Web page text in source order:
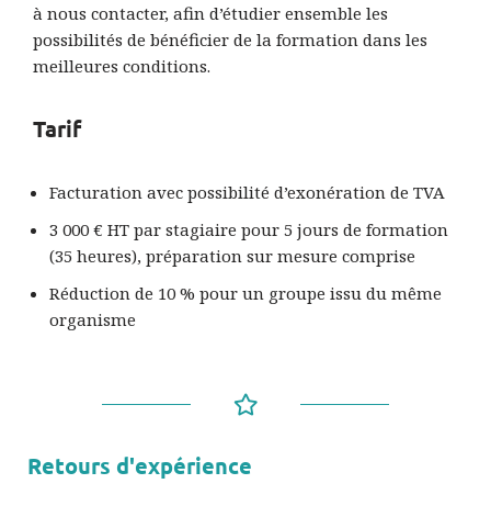
à nous contacter, afin d’étudier ensemble les
possibilités de bénéficier de la formation dans les
meilleures conditions.
Tarif
Facturation avec possibilité d’exonération de TVA
3 000 € HT par stagiaire pour 5 jours de formation
(35 heures), préparation sur mesure comprise
Réduction de 10 % pour un groupe issu du même
organisme
Retours d'expérience